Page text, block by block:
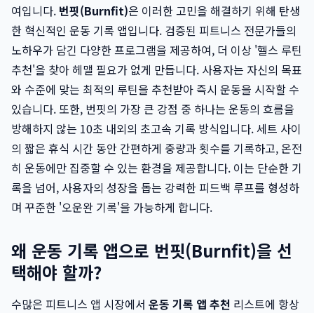
여입니다. 번핏(Burnfit)은 이러한 고민을 해결하기 위해 탄생
한 혁신적인 운동 기록 앱입니다. 검증된 피트니스 전문가들의
노하우가 담긴 다양한 프로그램을 제공하여, 더 이상 '헬스 루틴
추천'을 찾아 헤맬 필요가 없게 만듭니다. 사용자는 자신의 목표
와 수준에 맞는 최적의 루틴을 추천받아 즉시 운동을 시작할 수
있습니다. 또한, 번핏의 가장 큰 강점 중 하나는 운동의 흐름을
방해하지 않는 10초 내외의 초고속 기록 방식입니다. 세트 사이
의 짧은 휴식 시간 동안 간편하게 중량과 횟수를 기록하고, 온전
히 운동에만 집중할 수 있는 환경을 제공합니다. 이는 단순한 기
록을 넘어, 사용자의 성장을 돕는 강력한 피드백 루프를 형성하
며 꾸준한 '오운완 기록'을 가능하게 합니다.
왜 운동 기록 앱으로 번핏(Burnfit)을 선
택해야 할까?
수많은 피트니스 앱 시장에서 운동 기록 앱 추천 리스트에 항상